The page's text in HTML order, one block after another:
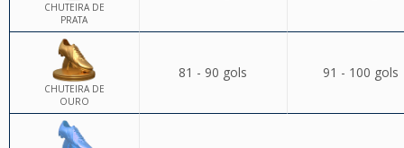
CHUTEIRA DE
PRATA
CHUTEIRA DE
OURO
81 - 90 gols 91 - 100 gols